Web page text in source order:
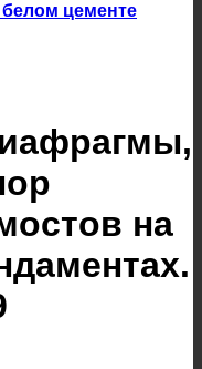
белом цементе
на